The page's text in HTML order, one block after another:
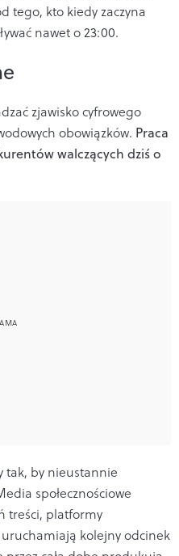
tego, kto kiedy zaczyna
nawet o 23:00.
zjawisko cyfrowego
obowiązków. Praca
walczących dziś o
tak, by nieustannie
społecznościowe
treści, platformy
kolejny odcinek